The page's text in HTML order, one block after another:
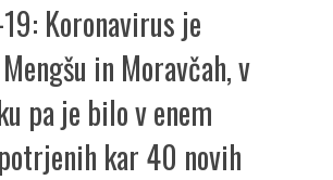
Koronavirus je
in Moravčah, v
pa je bilo v enem
kar 40 novih